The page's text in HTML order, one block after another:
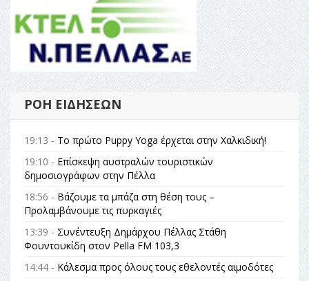
ΡΟΉ ΕΙΔΉΣΕΩΝ
19:13 - Το πρώτο Puppy Yoga έρχεται στην Χαλκιδική!
19:10 - Επίσκεψη αυστραλών τουριστικών
δημοσιογράφων στην Πέλλα
18:56 - Βάζουμε τα μπάζα στη θέση τους –
Προλαμβάνουμε τις πυρκαγιές
13:39 - Συνέντευξη Δημάρχου Πέλλας Στάθη
Φουντουκίδη στον Pella FM 103,3
14:44 - Κάλεσμα προς όλους τους εθελοντές αιμοδότες